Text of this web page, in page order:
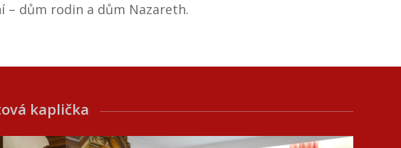
– dům rodin a dům Nazareth.
kaplička